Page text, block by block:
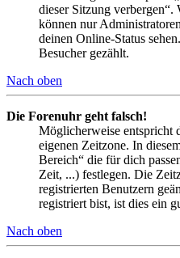
dieser Sitzung verbergen“.
können nur
deinen Online-Status
Besucher gezählt.
Nach oben
Die Forenuhr geht falsch!
Möglicherweise entspricht
eigenen Zeitzone. In
Bereich“ die für dich
Zeit, ...) festlegen. Die
registrierten Benutzern
registriert bist, ist dies ein
Nach oben